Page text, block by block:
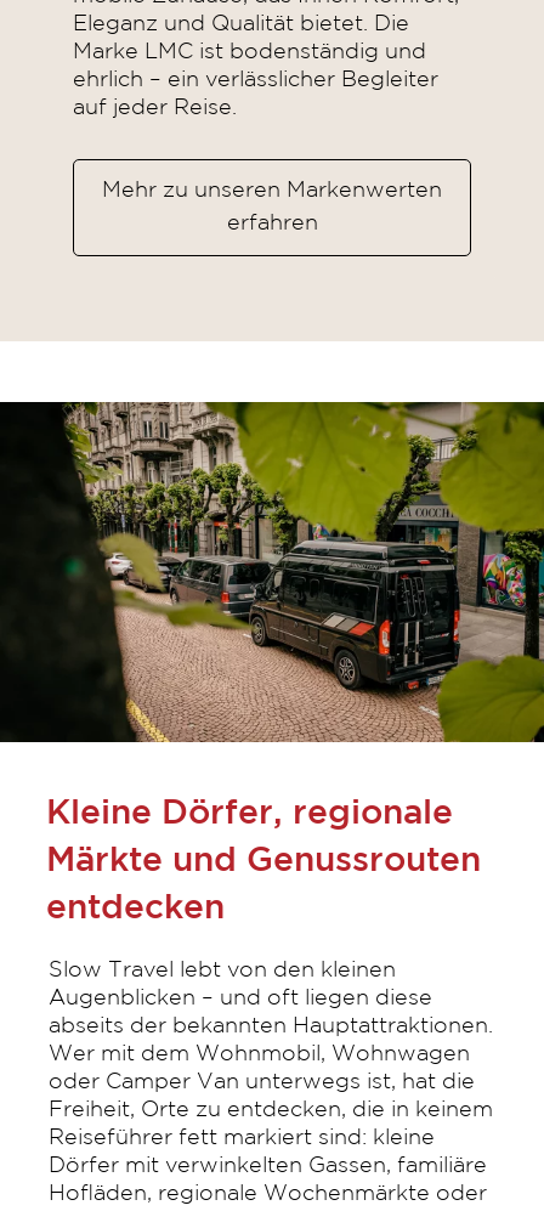
Eleganz und Qualität bietet. Die
Marke LMC ist bodenständig und
ehrlich – ein verlässlicher Begleiter
auf jeder Reise.
Mehr zu unseren Markenwerten
erfahren
Kleine Dörfer, regionale
Märkte und Genussrouten
entdecken
Slow Travel lebt von den kleinen
Augenblicken – und oft liegen diese
abseits der bekannten Hauptattraktionen.
Wer mit dem Wohnmobil, Wohnwagen
oder Camper Van unterwegs ist, hat die
Freiheit, Orte zu entdecken, die in keinem
Reiseführer fett markiert sind: kleine
Dörfer mit verwinkelten Gassen, familiäre
Hofläden, regionale Wochenmärkte oder